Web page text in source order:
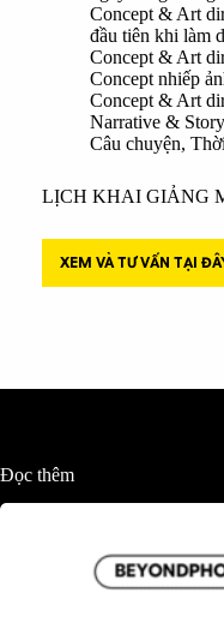
Concept & Art
đầu tiên khi làm
Concept & Art
Concept nhiếp
Concept & Art
Narrative &
Câu chuyện,
LỊCH KHAI GIẢNG
XEM VÀ TƯ VẤN TẠI
Đọc thêm